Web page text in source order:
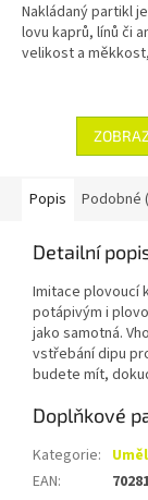
Nakládaný partikl
lovu kaprů, línů či
velikost a
Popis Podobné
Detailní
Imitace plovoucí
potápivým i
jako samotná.
vstřebání dipu
budete mít,
Doplňkové
Kategorie:
EAN: